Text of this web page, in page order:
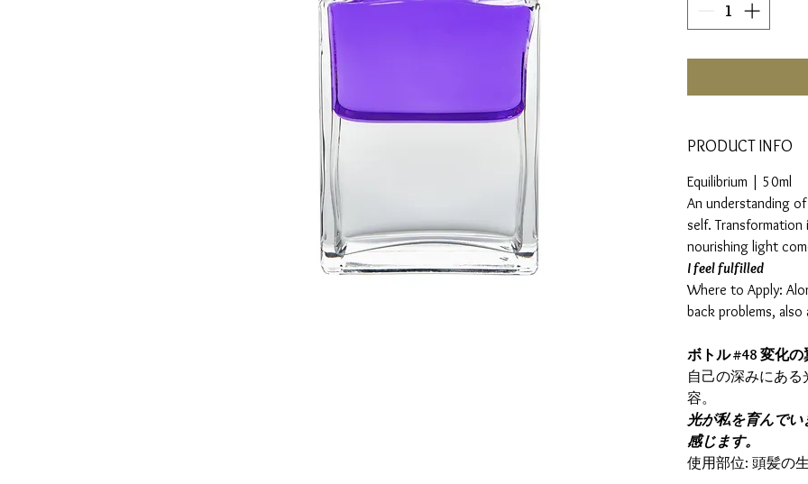
PRODUCT INFO
Equilibrium | 50ml
An understanding
self. Transformation
nourishing light
I feel fulfilled
Where to Apply:
back problems, also
ボトル #48 変化
自己の深みにあ
容。
光が私を育んで
感じます。
使用部位: 頭髪の